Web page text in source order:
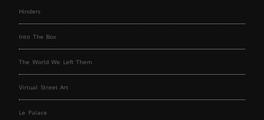
Hinders
Into The Box
The World We Left Them
Virtual Street Art
Le Palace